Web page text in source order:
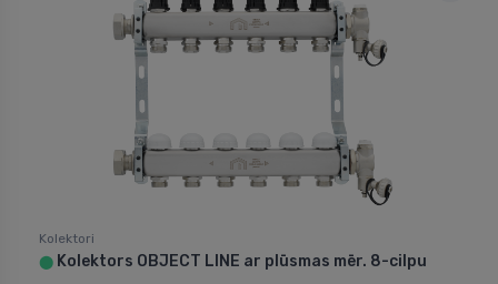
Kolektori
⬤ Kolektors OBJECT LINE ar plūsmas mēr. 8-cilpu